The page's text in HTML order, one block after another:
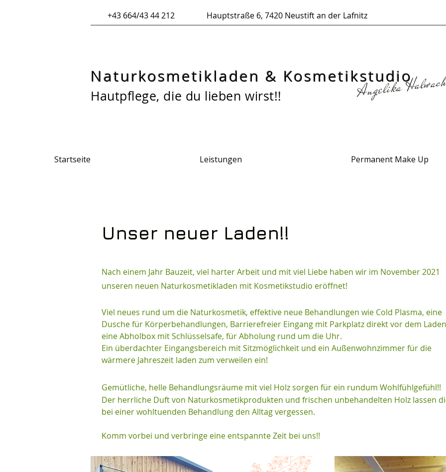
+43 664/43 44 212 Hauptstraße 6, 7420 Neustift an der Lafnitz
Naturkosmetikladen & Kosmetikstudio
Hautpflege, die du lieben wirst!! Angelika
Startseite Leistungen Permanent Make Up
Unser neuer Laden!!
Nach einem Jahr Bauzeit, viel harter Arbeit und mit viel Liebe haben wir im November 2021
unseren neuen Naturkosmetikladen mit Kosmetikstudio eröffnet!
Viel neues rund um die Naturkosmetik, effektive neue Behandlungen wie Cold Plasma, eine
Dusche für Körperbehandlungen, Barrierefreier Eingang mit Parkplatz direkt vor dem
eine Abholbox mit Schlüsselsafe, für Abholung rund um die Uhr.
Ein überdachter Eingangsbereich mit Sitzmöglichkeit und ein Außenwohnzimmer für die
wärmere Jahreszeit laden zum verweilen ein!
Gemütliche, helle Behandlungsräume mit viel Holz sorgen für ein rundum Wohlfühlgefühl!!
Der herrliche Duft von Naturkosmetikprodukten und frischen unbehandelten Holz lassen
bei einer wohltuenden Behandlung den Alltag vergessen.
Komm vorbei und verbringe eine entspannte Zeit bei uns!!